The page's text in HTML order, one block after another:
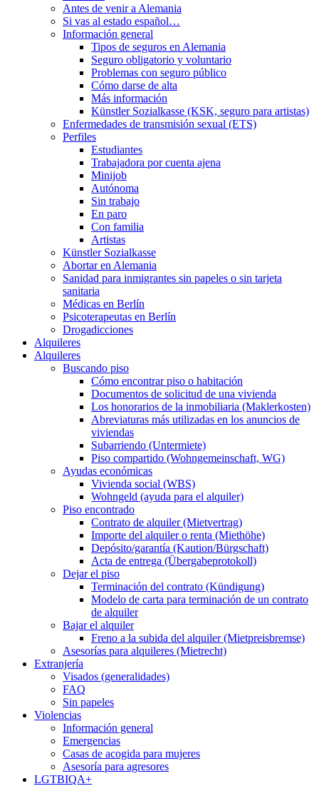
Antes de venir a Alemania
Si vas al estado español…
Información general
Tipos de seguros en Alemania
Seguro obligatorio y voluntario
Problemas con seguro público
Cómo darse de alta
Más información
Künstler Sozialkasse (KSK, seguro para artistas)
Enfermedades de transmisión sexual (ETS)
Perfiles
Estudiantes
Trabajadora por cuenta ajena
Minijob
Autónoma
Sin trabajo
En paro
Con familia
Artistas
Künstler Sozialkasse
Abortar en Alemania
Sanidad para inmigrantes sin papeles o sin tarjeta
sanitaria
Médicas en Berlín
Psicoterapeutas en Berlín
Drogadicciones
Alquileres
Alquileres
Buscando piso
Cómo encontrar piso o habitación
Documentos de solicitud de una vivienda
Los honorarios de la inmobiliaria (Maklerkosten)
Abreviaturas más utilizadas en los anuncios de
viviendas
Subarriendo (Untermiete)
Piso compartido (Wohngemeinschaft, WG)
Ayudas económicas
Vivienda social (WBS)
Wohngeld (ayuda para el alquiler)
Piso encontrado
Contrato de alquiler (Mietvertrag)
Importe del alquiler o renta (Miethöhe)
Depósito/garantía (Kaution/Bürgschaft)
Acta de entrega (Übergabeprotokoll)
Dejar el piso
Terminación del contrato (Kündigung)
Modelo de carta para terminación de un contrato
de alquiler
Bajar el alquiler
Freno a la subida del alquiler (Mietpreisbremse)
Asesorías para alquileres (Mietrecht)
Extranjería
Visados (generalidades)
FAQ
Sin papeles
Violencias
Información general
Emergencias
Casas de acogida para mujeres
Asesoría para agresores
LGTBIQA+